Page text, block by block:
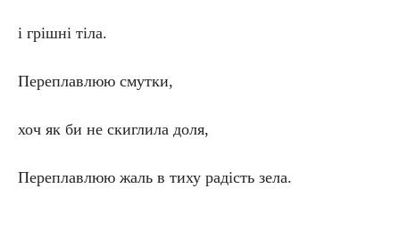
і грішні тіла.
Переплавлюю смутки,
хоч як би не скиглила доля,
Переплавлюю жаль в тиху радість зела.